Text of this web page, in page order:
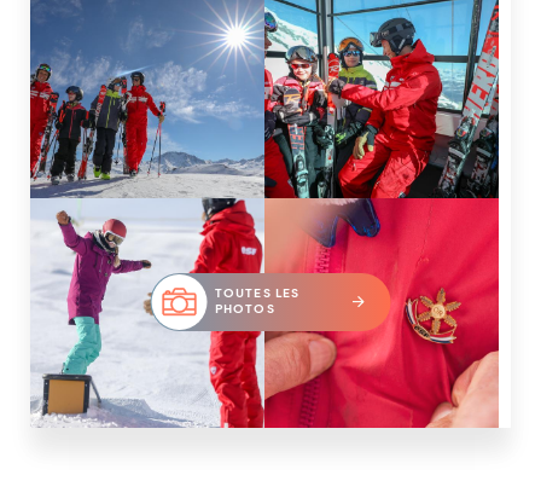
TOUTES LES
PHOTOS